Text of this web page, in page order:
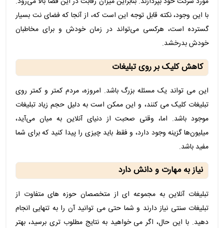
با این وجود، نکته قابل توجه این است که، از آنجا که فضای نت بسیار
گسترده است، هرکسی می‌تواند در زمان خودش و برای مخاطبان
خودش بدرخشد.
کاهش کلیک بر روی تبلیغات
این می تواند یک مسئله بزرگ باشد. امروزه، مردم کمتر و کمتر روی
تبلیغات کلیک می کنند، و این ممکن است به دلیل حجم زیاد تبلیغات
موجود باشد. اما، وقتی صحبت از دنیای آنلاین به میان می‌آید،
میلیون‌ها گزینه وجود دارد، و فقط باید چیزی را پیدا کنید که برای شما
مفید باشد.
نیاز به مهارت و دانش دارد
تبلیغات آنلاین به مجموعه ای از متخصصان حوزه های متفاوت از
تبلیغات سنتی نیاز دارند و شما حتی می توانید آن را به تنهایی انجام
دهید. با این حال، اگر می خواهید به نتایج مطلوب تری برسید، بهتر